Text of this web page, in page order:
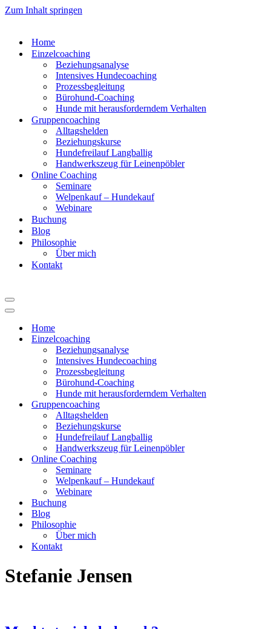
Zum Inhalt springen
Home
Einzelcoaching
Beziehungsanalyse
Intensives Hundecoaching
Prozessbegleitung
Bürohund-Coaching
Hunde mit herausforderndem Verhalten
Gruppencoaching
Alltagshelden
Beziehungskurse
Hundefreilauf Langballig
Handwerkszeug für Leinenpöbler
Online Coaching
Seminare
Welpenkauf – Hundekauf
Webinare
Buchung
Blog
Philosophie
Über mich
Kontakt
Navigations-
Menü
Navigations-
Home
Einzelcoaching
Beziehungsanalyse
Intensives Hundecoaching
Prozessbegleitung
Bürohund-Coaching
Hunde mit herausforderndem Verhalten
Gruppencoaching
Alltagshelden
Beziehungskurse
Hundefreilauf Langballig
Handwerkszeug für Leinenpöbler
Online Coaching
Seminare
Welpenkauf – Hundekauf
Webinare
Buchung
Blog
Philosophie
Über mich
Kontakt
Stefanie Jensen